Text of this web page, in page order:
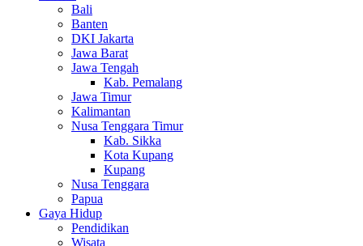
Bali
Banten
DKI Jakarta
Jawa Barat
Jawa Tengah
Kab. Pemalang
Jawa Timur
Kalimantan
Nusa Tenggara Timur
Kab. Sikka
Kota Kupang
Kupang
Nusa Tenggara
Papua
Gaya Hidup
Pendidikan
Wisata